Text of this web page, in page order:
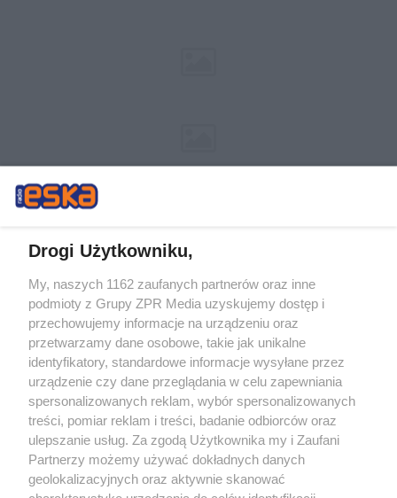
Żaden utwór zamieszczony w serwisie nie może być powielany i
rozpowszechniany lub dalej rozpowszechniany w jakikolwiek sposób (w
tym także elektroniczny lub mechaniczny) na jakimkolwiek polu
eksploatacji w jakiejkolwiek formie, włącznie z umieszczaniem w Internecie
bez pisemnej zgody właściciela praw. Jakiekolwiek użycie lub
wykorzystanie utworów w całości lub w części z naruszeniem prawa, tzn.
bez właściwej zgody, jest zabronione pod groźbą kary i może być ścigane
prawnie.
Drogi Użytkowniku,
My, naszych 1162 zaufanych partnerów oraz inne
podmioty z Grupy ZPR Media uzyskujemy dostęp i
przechowujemy informacje na urządzeniu oraz
przetwarzamy dane osobowe, takie jak unikalne
identyfikatory, standardowe informacje wysyłane przez
urządzenie czy dane przeglądania w celu zapewniania
spersonalizowanych reklam, wybór spersonalizowanych
treści, pomiar reklam i treści, badanie odbiorców oraz
ulepszanie usług. Za zgodą Użytkownika my i Zaufani
Partnerzy możemy używać dokładnych danych
geolokalizacyjnych oraz aktywnie skanować